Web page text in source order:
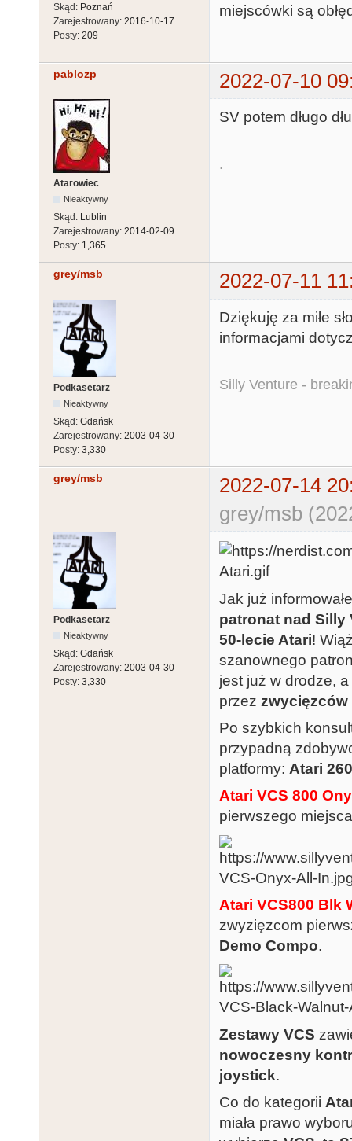
Skąd: Poznań
Zarejestrowany: 2016-10-17
Posty: 209
miejscówki są
pablozp 2022-07-10
Atarowiec
Nieaktywny
Skąd: Lublin
Zarejestrowany: 2014-02-09
Posty: 1,365
SV potem długo
.
grey/msb 2022-07-11
Podkasetarz
Nieaktywny
Skąd: Gdańsk
Zarejestrowany: 2003-04-30
Posty: 3,330
Dziękuję za miłe
informacjami
Silly Venture -
grey/msb
2022-07-14
grey/msb
Podkasetarz
Nieaktywny
Skąd: Gdańsk
Zarejestrowany: 2003-04-30
Posty: 3,330
Jak już
patronat nad Silly
50-lecie Atari!
szanownego
jest już w drodze,
przez
Po szybkich
przypadną
platformy: Atari
Atari VCS 800
pierwszego
Atari VCS800 Blk
zwyzięzcom
Demo Compo.
Zestawy VCS
nowoczesny
joystick.
Co do kategorii
miała prawo